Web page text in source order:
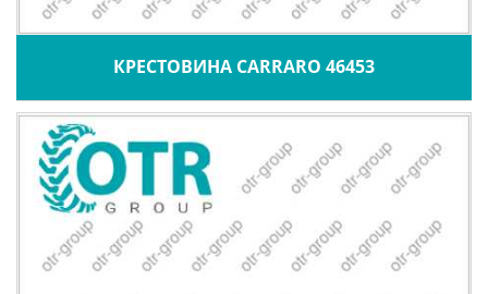
КРЕСТОВИНА CARRARO 46453